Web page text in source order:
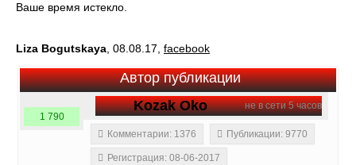
Ваше время истекло.
Liza Bogutskaya, 08.08.17, facebook
Автор публикации
не в сети 5 часов
Kozak Oko
1 790
Комментарии: 1376
Публикации: 9770
Регистрация: 08-06-2017